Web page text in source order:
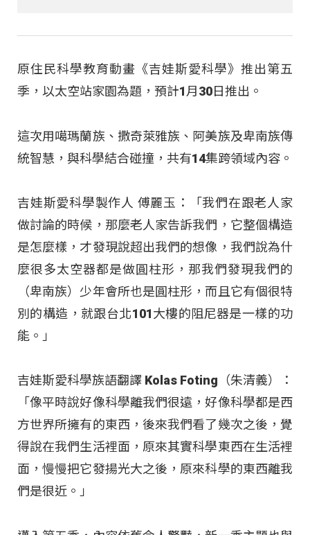
原住民科學教育動畫《吉娃斯愛科學》推出第五
季，以太空站家園為題，預計1月30日推出。​
這次用噶瑪蘭族、撒奇萊雅族、阿美族及卑南族傳
統智慧，與科學結合碰撞，共有14集跨領域內容。​
吉娃斯愛科學製作人 傅麗玉：「我們在跟老人家
做討論的時候，那麼老人家告訴我們，它整個構造
是怎麼樣，才發現說超出我們的想像，我們說為什
麼很多太空器都是做圓柱形，那我們發現我們的
（卑南族）少年會所也是圓柱形，而且它有個很特
別的構造，就跟台北101大樓的阻尼器是一樣的功
能。」​
吉娃斯愛科學族語翻譯 Kolas Foting（朱清義）：
「像平時說好像科學離我們很遠，好像科學都是西
方世界所擁有的東西，後來我們看了幾次之後，覺
得說在我們生活裡面，原來其實科學東西在生活裡
面，慢慢把它發揚光大之後，原來科學的東西離我
們是很近。」​